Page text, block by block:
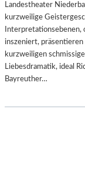
Landestheater
kurzweilige
inszeniert, präsentieren
kurzweiligen
Liebesdramatik, ideal
Bayreuther…